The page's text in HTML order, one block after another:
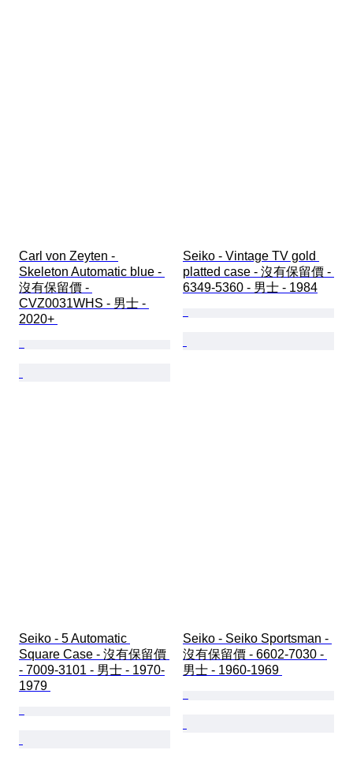
Carl von Zeyten -
Skeleton Automatic blue -
沒有保留價 -
CVZ0031WHS - 男士 -
2020+
Seiko - Vintage TV gold
platted case - 沒有保留價 -
6349-5360 - 男士 - 1984
Seiko - 5 Automatic
Square Case - 沒有保留價
- 7009-3101 - 男士 - 1970-
1979
Seiko - Seiko Sportsman -
沒有保留價 - 6602-7030 -
男士 - 1960-1969